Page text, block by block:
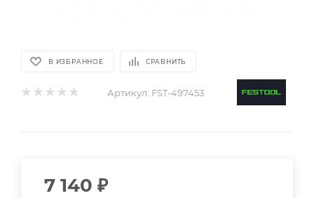
В ИЗБРАННОЕ СРАВНИТЬ
Артикул: FST-497453
7 140 ₽